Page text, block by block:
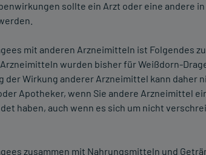
sollte ein Arzt oder eine andere
mit anderen Arzneimitteln ist Folgendes
wurden bisher für Weißdorn-
der Wirkung anderer Arzneimittel kann daher
Apotheker, wenn Sie andere Arzneimittel
haben, auch wenn es sich um nicht
zusammen mit Nahrungsmitteln und